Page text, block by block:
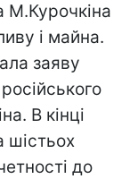
М.Курочкіна
і майна.
заяву
В кінці
шістьох
до